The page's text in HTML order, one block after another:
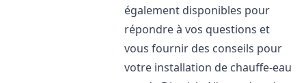
également disponibles pour
répondre à vos questions et
vous fournir des conseils pour
votre installation de chauffe-eau